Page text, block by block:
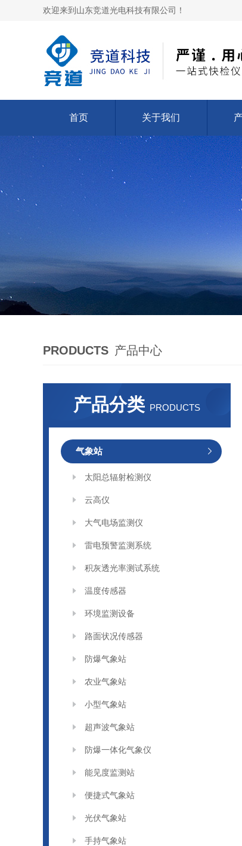
欢迎来到山东竞道光电科技有限公司！
首页 关于我们
PRODUCTS 产品中心
产品分类 PRODUCTS
气象站
太阳总辐射检测仪
云高仪
大气电场监测仪
雷电预警监测系统
积灰透光率测试系统
温度传感器
环境监测设备
路面状况传感器
防爆气象站
农业气象站
小型气象站
超声波气象站
防爆一体化气象仪
能见度监测站
便捷式气象站
光伏气象站
手持气象站